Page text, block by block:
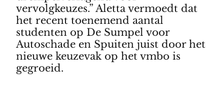
vervolgkeuzes.” Aletta vermoedt dat
het recent toenemend aantal
studenten op De Sumpel voor
Autoschade en Spuiten juist door het
nieuwe keuzevak op het vmbo is
gegroeid.